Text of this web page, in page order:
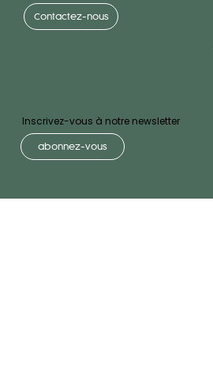
Inscrivez-vous à notre newsletter
abonnez-vous
Contactez-nous